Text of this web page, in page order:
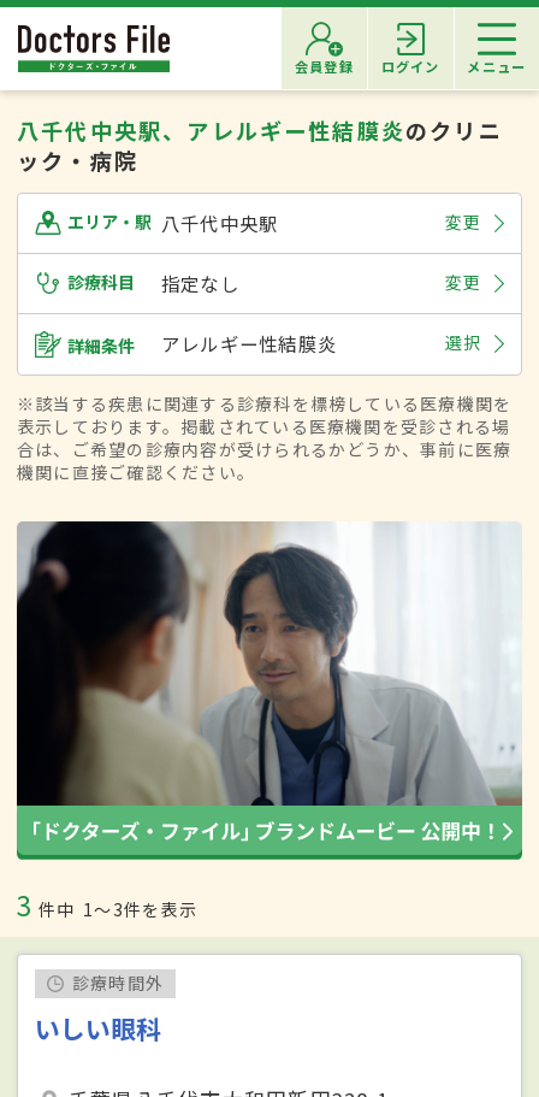
会員登録 ログイン メニュー
八千代中央駅、アレルギー性結膜炎のクリニ
ック・病院
エリア・駅 八千代中央駅 変更
診療科目 指定なし 変更
詳細条件 アレルギー性結膜炎 選択
※該当する疾患に関連する診療科を標榜している医療機関を
表示しております。掲載されている医療機関を受診される場
合は、ご希望の診療内容が受けられるかどうか、事前に医療
機関に直接ご確認ください。
3 件中 1〜3件を表示
診療時間外
いしい眼科